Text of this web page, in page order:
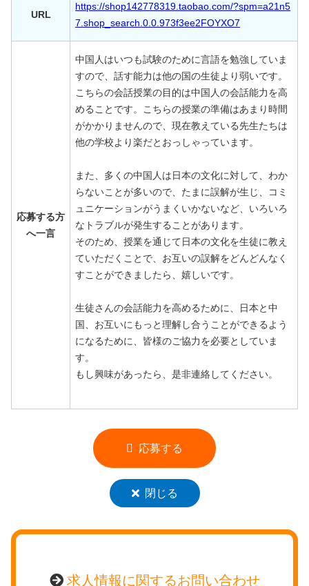
URL
https://shop142778319.taobao.com/?spm=a21n5
7.shop_search.0.0.973f3ee2FOYXO7
応募する方
へ一言
中国人はいつも試験のために言語を勉強していま
すので、話す能力は他の国の生徒より弱いです。
こちらの会話授業の目的は中国人の会話能力を高
めることです。こちらの授業の準備はあまり時間
がかかりませんので、現在教えている先生たちは
他の学校より楽だとおっしゃっています。
また、多くの中国人は日本の文化に対して、わか
らないことが多いので、たまに誤解が生じ、コミ
ュニケーションがうまくいかないなど、いろいろ
なトラブルが発生することがあります。
そのため、授業を通じて日本の文化を生徒に教え
ていただくことで、お互いの誤解をどんどんなく
すことができましたら、嬉しいです。
生徒さんの会話能力を高めるために、日本と中
国、お互いにもっと理解し合うことができるよう
になるために、皆様のご協力を必要としていま
す。
もし興味があったら、是非連絡してください。
応募する
閉じる
求人情報に関するお問い合わせ